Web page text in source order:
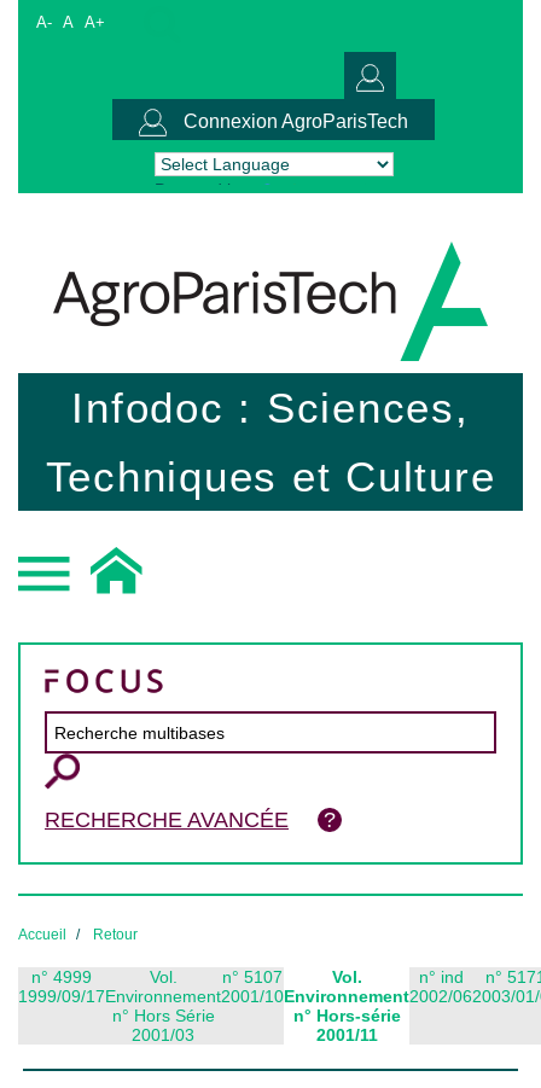
A- A A+
Connexion AgroParisTech
Powered by Translate
Infodoc : Sciences,
Techniques et Culture
RECHERCHE AVANCÉE
Accueil Retour
n° 4999
1999/09/17
Vol.
Environnement
n° Hors Série
2001/03
n° 5107
2001/10
Vol.
Environnement
n° Hors-série
2001/11
n° ind
2002/06
n°
2003/